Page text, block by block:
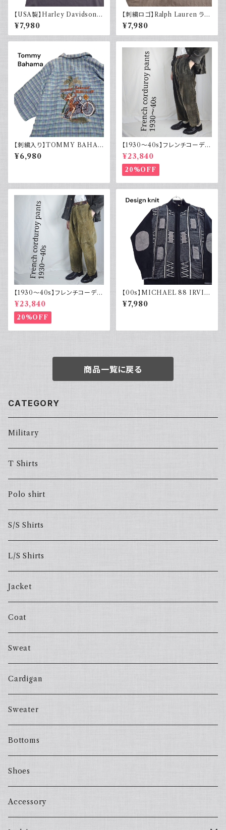
【USA製】Harley Davidson
ハーレーダビッドソン プリントT
シャツ 古着 フェードグレー 00s
イーグル 大きめ
¥7,980
【刺繍ロゴ】Ralph Lauren ラル
フローレン ケーブル編みニット
ベージュ
¥7,980
【刺繍入り】TOMMY BAHA
MA トミーバハマ オープンカラ
ーシャツ シルク100％ 開禁 古
¥6,980
【1930～40s】フレンチコーデュ
ロイパンツ ヴィンテージ ダーク
ブラウン
¥23,840
20%OFF
【1930～40s】フレンチコーデュ
ロイパンツ ヴィンテージ ループ
付 刺繍タグ
¥23,840
20%OFF
【00s】MICHAEL 88 IRVIN
デザインニット ジップアップ エ
ルボーパッチ 古着 レトロ モード
¥7,980
商品一覧に戻る
CATEGORY
Military
T Shirts
Polo shirt
S/S Shirts
L/S Shirts
Jacket
Coat
Sweat
Cardigan
Sweater
Bottoms
Shoes
Accessory